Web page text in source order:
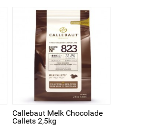
Callebaut Melk Chocolade
Callets 2,5kg